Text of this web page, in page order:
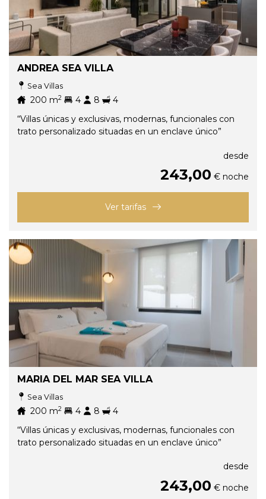
ANDREA SEA VILLA
Sea Villas
200 m2 4 8
4
“Villas únicas y exclusivas, modernas, funcionales con
trato personalizado situadas en un enclave único”
desde
243,00 € noche
Ver tarifas
MARIA DEL MAR SEA VILLA
Sea Villas
200 m2 4 8
4
“Villas únicas y exclusivas, modernas, funcionales con
trato personalizado situadas en un enclave único”
desde
243,00 € noche